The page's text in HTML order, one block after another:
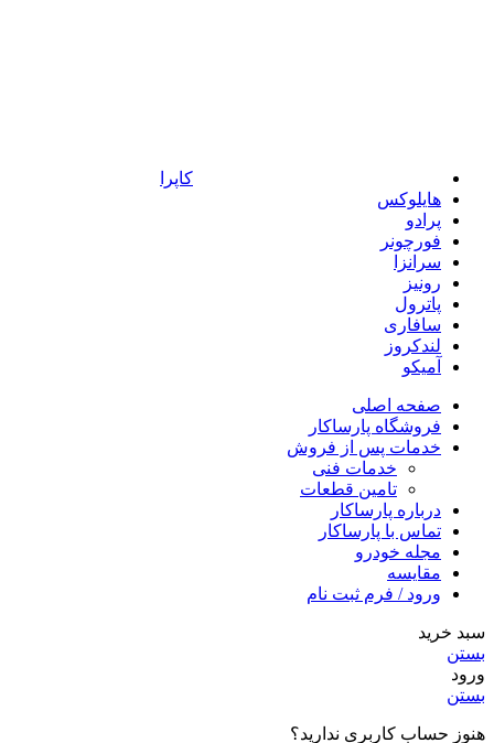
کاپرا
هایلوکس
پرادو
فورچونر
سرانزا
رونیز
پاترول
سافاری
لندکروز
آمیکو
صفحه اصلی
فروشگاه پارساکار
خدمات پس از فروش
خدمات فنی
تامین قطعات
درباره پارساکار
تماس با پارساکار
مجله خودرو
مقایسه
ورود / فرم ثبت نام
سبد خرید
بستن
ورود
بستن
هنوز حساب کاربری ندارید؟